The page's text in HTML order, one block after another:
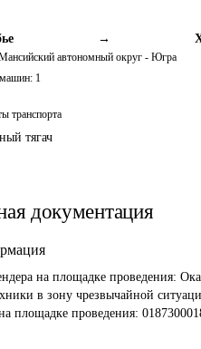
→
автономный округ - Югра
1
транспорта
тягач
документация
на площадке проведения:
в зону чрезвычайной
площадке проведения: